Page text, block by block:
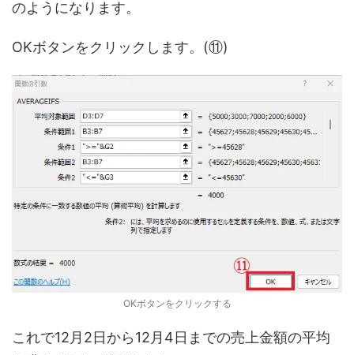
のようになります。
OKボタンをクリックします。(⑪)
OKボタンをクリックする
これで12月2日から12月4日までの売上金額の平均